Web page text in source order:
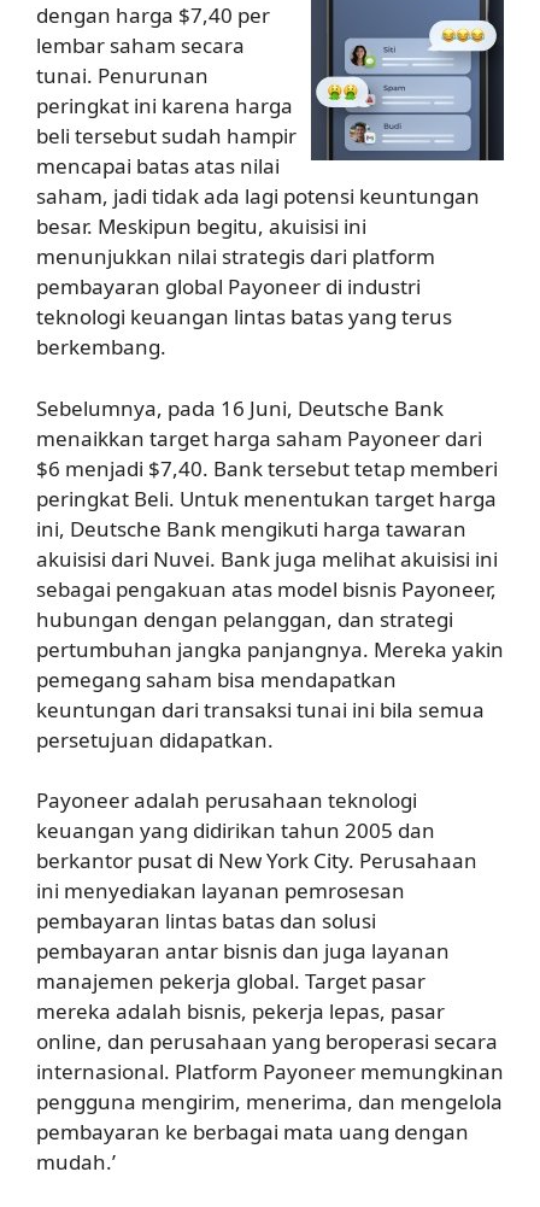
dengan harga $7,40 per
lembar saham secara
tunai. Penurunan
peringkat ini karena harga
beli tersebut sudah hampir
mencapai batas atas nilai
saham, jadi tidak ada lagi potensi keuntungan
besar. Meskipun begitu, akuisisi ini
menunjukkan nilai strategis dari platform
pembayaran global Payoneer di industri
teknologi keuangan lintas batas yang terus
berkembang.
Sebelumnya, pada 16 Juni, Deutsche Bank
menaikkan target harga saham Payoneer dari
$6 menjadi $7,40. Bank tersebut tetap memberi
peringkat Beli. Untuk menentukan target harga
ini, Deutsche Bank mengikuti harga tawaran
akuisisi dari Nuvei. Bank juga melihat akuisisi ini
sebagai pengakuan atas model bisnis Payoneer,
hubungan dengan pelanggan, dan strategi
pertumbuhan jangka panjangnya. Mereka yakin
pemegang saham bisa mendapatkan
keuntungan dari transaksi tunai ini bila semua
persetujuan didapatkan.
Payoneer adalah perusahaan teknologi
keuangan yang didirikan tahun 2005 dan
berkantor pusat di New York City. Perusahaan
ini menyediakan layanan pemrosesan
pembayaran lintas batas dan solusi
pembayaran antar bisnis dan juga layanan
manajemen pekerja global. Target pasar
mereka adalah bisnis, pekerja lepas, pasar
online, dan perusahaan yang beroperasi secara
internasional. Platform Payoneer memungkinan
pengguna mengirim, menerima, dan mengelola
pembayaran ke berbagai mata uang dengan
mudah.’